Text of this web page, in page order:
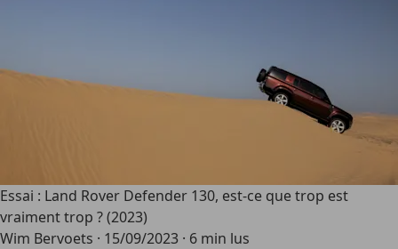
Essai : Land Rover Defender 130, est-ce que trop est
vraiment trop ? (2023)
Wim Bervoets · 15/09/2023 · 6 min lus